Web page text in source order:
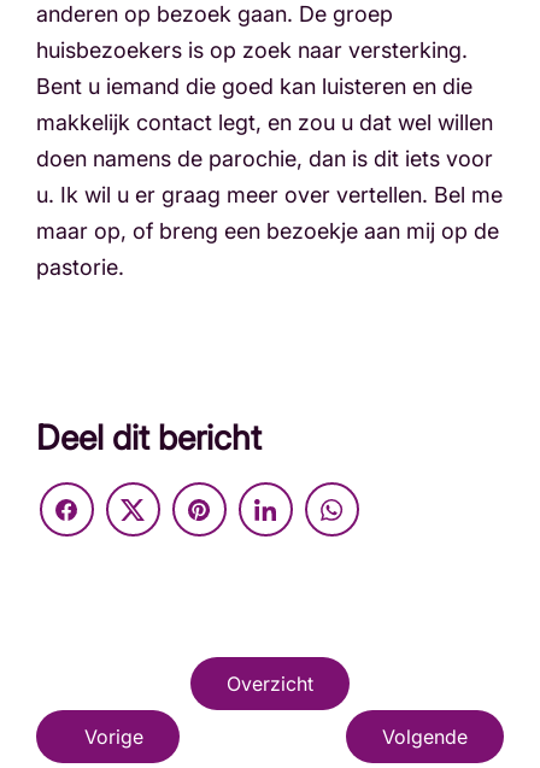
anderen op bezoek gaan. De groep
huisbezoekers is op zoek naar versterking.
Bent u iemand die goed kan luisteren en die
makkelijk contact legt, en zou u dat wel willen
doen namens de parochie, dan is dit iets voor
u. Ik wil u er graag meer over vertellen. Bel me
maar op, of breng een bezoekje aan mij op de
pastorie.
Deel dit bericht
Overzicht
Vorige Volgende